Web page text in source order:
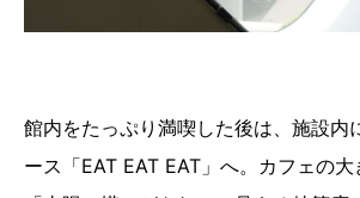
館内をたっぷり満喫した後は、施設内
ース「EAT EAT EAT」へ。カフェの大